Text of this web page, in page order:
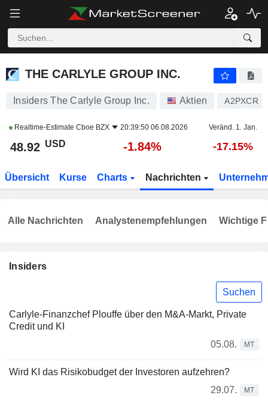
THE CARLYLE GROUP INC.
THE CARLYLE GROUP INC.
Insiders The Carlyle Group Inc. Aktien A2PXCR
Realtime-Estimate Cboe BZX 20:39:50 06.08.2026 Veränd. 1. Jan.
48.92 USD -1.84% -17.15%
Übersicht Kurse Charts Nachrichten
Insiders
Suchen
Carlyle-Finanzchef Plouffe über den M&A-Markt, Private
Credit und KI
05.08.
MT
Wird KI das Risikobudget der Investoren aufzehren?
29.07.
MT
Alle Nachrichten Analystenempfehlungen Wichtige